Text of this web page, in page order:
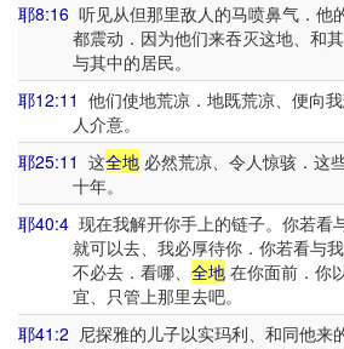
耶8:16 听见从但那里敌人的马喷鼻气．他
都震动．因为他们来吞灭这地、和
与其中的居民。
耶12:11 他们使地荒凉．地既荒凉、便向我
人介意。
耶25:11 这全地 必然荒凉、令人惊骇．这
十年。
耶40:4 现在我解开你手上的链子。你若看
就可以去、我必厚待你．你若看与
不必去．看哪、 全地在你面前．你
宜、只管上那里去吧。
耶41:2 尼探雅的儿子以实玛利、和同他来